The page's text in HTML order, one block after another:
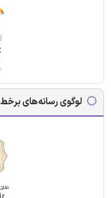
لوگوی رسانه‌های برخط